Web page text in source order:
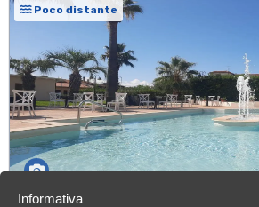
Poco distante
Informativa